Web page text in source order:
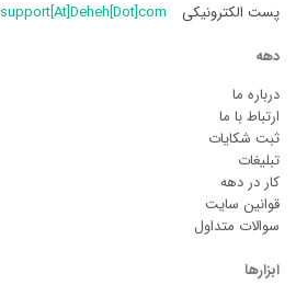
پست الکترونیکی
support[At]Deheh[Dot]com
دهه
درباره ما
ارتباط با ما
ثبت شکایات
تبلیغات
کار در دهه
قوانین سایت
سوالات متداول
ابزارها